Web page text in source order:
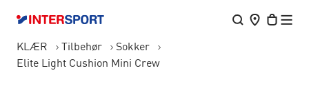
KLÆR Tilbehør
Sokker
Elite Light Cushion Mini Crew